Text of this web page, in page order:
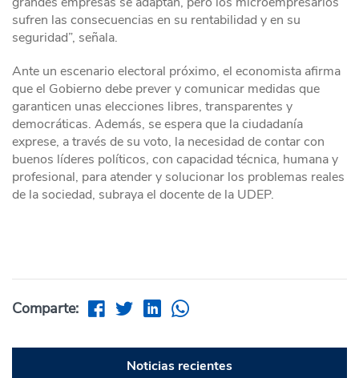
sufren las consecuencias en su rentabilidad y en su
seguridad”, señala.
Ante un escenario electoral próximo, el economista afirma
que el Gobierno debe prever y comunicar medidas que
garanticen unas elecciones libres, transparentes y
democráticas. Además, se espera que la ciudadanía
exprese, a través de su voto, la necesidad de contar con
buenos líderes políticos, con capacidad técnica, humana y
profesional, para atender y solucionar los problemas reales
de la sociedad, subraya el docente de la UDEP.
Comparte:
Noticias recientes